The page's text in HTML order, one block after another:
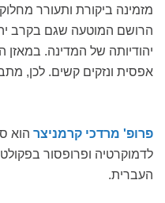
מזמינה ביקורת ותעורר
הרושם המוטעה שגם בקרב
יהודיותה של המדינה. במאזן
אפסית ונזקים קשים. לכן,
פרופ' מרדכי קרמניצר הוא
לדמוקרטיה ופרופסור
העברית.